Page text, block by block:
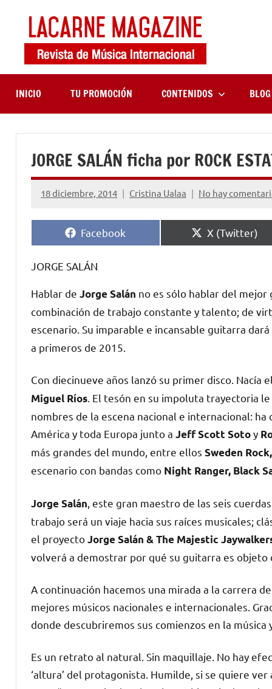
contenido
música
internacional
INICIO TU PROMOCIÓN CONTENIDOS BLOG
JORGE SALÁN ficha por ROCK
18 diciembre, 2014 Cristina Ualaa No hay
Compartir
en
Facebook
Compartir
en
X (Twitter)
JORGE SALÁN
Hablar de Jorge Salán no es sólo hablar del
combinación de trabajo constante y talento; de
escenario. Su imparable e incansable guitarra
a primeros de 2015.
Con diecinueve años lanzó su primer disco. Nacía
Miguel Ríos . El tesón en su impoluta trayectoria
nombres de la escena nacional e internacional:
América y toda Europa junto a Jeff Scott Sotoy
más grandes del mundo, entre ellos Sweden
escenario con bandas como Night Ranger, Black
Jorge Salán , este gran maestro de las seis
trabajo será un viaje hacia sus raíces musicales;
el proyectoJorge Salán & The Majestic
volverá a demostrar por qué su guitarra es objeto
A continuación hacemos una mirada a la carrera
mejores músicos nacionales e internacionales.
donde descubriremos sus comienzos en la
Es un retrato al natural. Sin maquillaje. No hay
‘altura’ del protagonista. Humilde, si se quiere